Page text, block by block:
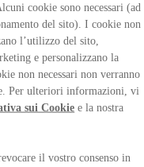
cookie sono necessari (ad
del sito). I cookie non
l’utilizzo del sito,
e personalizzano la
non necessari non verranno
Per ulteriori informazioni, vi
sui Cookie e la nostra
il vostro consenso in